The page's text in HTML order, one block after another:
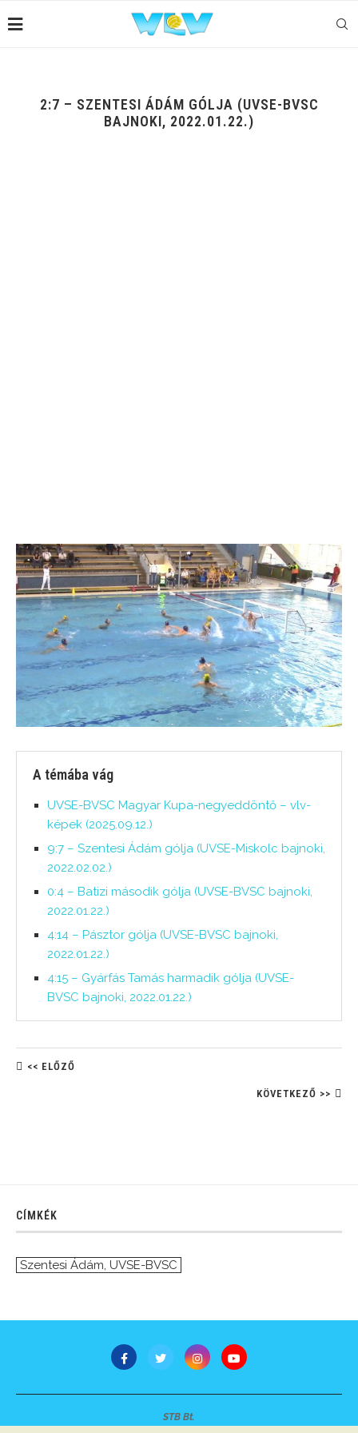
2:7 – SZENTESI ÁDÁM GÓLJA (UVSE-BVSC
BAJNOKI, 2022.01.22.)
A témába vág
UVSE-BVSC Magyar Kupa-negyeddöntő – vlv-
képek (2025.09.12.)
9:7 – Szentesi Ádám gólja (UVSE-Miskolc bajnoki,
2022.02.02.)
0:4 – Batizi második gólja (UVSE-BVSC bajnoki,
2022.01.22.)
4:14 – Pásztor gólja (UVSE-BVSC bajnoki,
2022.01.22.)
4:15 – Gyárfás Tamás harmadik gólja (UVSE-
BVSC bajnoki, 2022.01.22.)
<< ELŐZŐ
KÖVETKEZŐ >>
CÍMKÉK
Szentesi Ádám, UVSE-BVSC
STB Bt.